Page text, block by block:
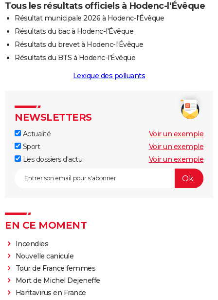
Tous les résultats officiels à Hodenc-l'Évêque
Résultat municipale 2026 à Hodenc-l'Évêque
Résultats du bac à Hodenc-l'Évêque
Résultats du brevet à Hodenc-l'Évêque
Résultats du BTS à Hodenc-l'Évêque
Lexique des polluants
NEWSLETTERS
Actualité
Voir un exemple
Sport
Voir un exemple
Les dossiers d'actu
Voir un exemple
EN CE MOMENT
Incendies
Nouvelle canicule
Tour de France femmes
Mort de Michel Dejeneffe
Hantavirus en France